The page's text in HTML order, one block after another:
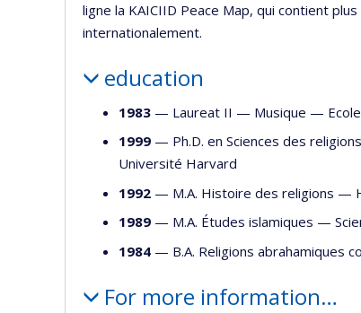
ligne la KAICIID Peace Map, qui contient
internationalement.
education
1983 — Laureat II — Musique —
1999 — Ph.D. en Sciences des
Université Harvard
1992 — M.A. Histoire des religions —
1989 — M.A. Études islamiques —
1984 — B.A. Religions abrahamiques
For more information…